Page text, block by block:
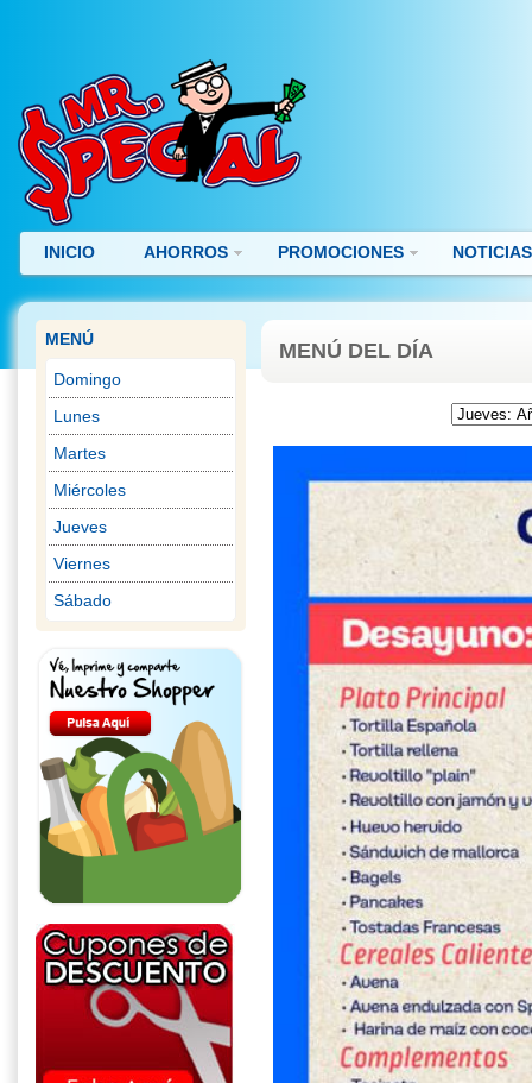
INICIO AHORROS PROMOCIONES NOTICIAS
MENÚ
Domingo
Lunes
Martes
Miércoles
Jueves
Viernes
Sábado
MENÚ DEL DÍA